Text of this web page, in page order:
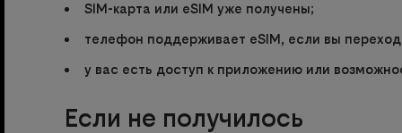
SIM-карта или eSIM уже получены;
телефон поддерживает eSIM, если вы
у вас есть доступ к приложению или
Если не получилось